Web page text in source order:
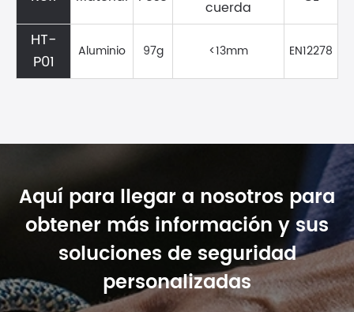
cuerda
HT-
P01
Aluminio 97g <13mm EN12278
Aquí para llegar a nosotros para
obtener más información y sus
soluciones de seguridad
personalizadas